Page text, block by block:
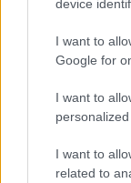
device
I want to
Google for
I want to
personalized
I want to
related to